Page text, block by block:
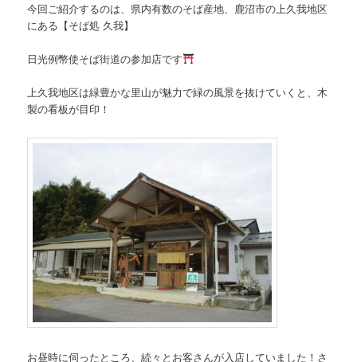
今回ご紹介するのは、県内有数のそば産地、鹿沼市の上久我地区
にある【そば処 久我】
日光例幣使そば街道の参加店です
上久我地区は緑豊かな里山が魅力で緑の風景を抜けていくと、木
製の看板が目印！
お昼時に伺ったところ、続々とお客さんが入店していました！さ